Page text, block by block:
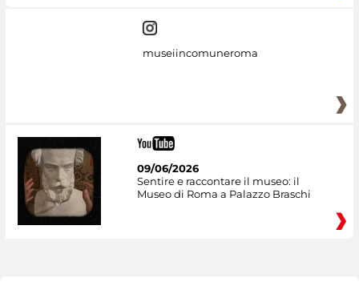
museiincomuneroma
09/06/2026
Sentire e raccontare il museo: il
Museo di Roma a Palazzo Braschi